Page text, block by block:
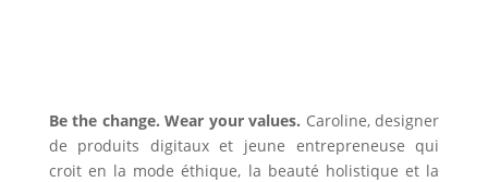
Be the change. Wear your values. Caroline, designer
de produits digitaux et jeune entrepreneuse qui
croit en la mode éthique, la beauté holistique et la